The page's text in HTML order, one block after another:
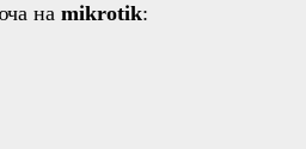
на mikrotik: